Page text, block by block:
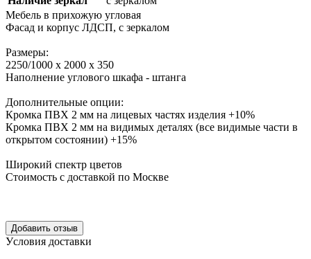
Мебель в прихожую угловая
Фасад и корпус ЛДСП, с зеркалом
Размеры:
2250/1000 х 2000 х 350
Наполнение углового шкафа - штанга
Дополнительные опции:
Кромка ПВХ 2 мм на лицевых частях изделия +10%
Кромка ПВХ 2 мм на видимых деталях (все видимые части в
открытом состоянии) +15%
Широкий спектр цветов
Стоимость с доставкой по Москве
Уcловия доcтавки